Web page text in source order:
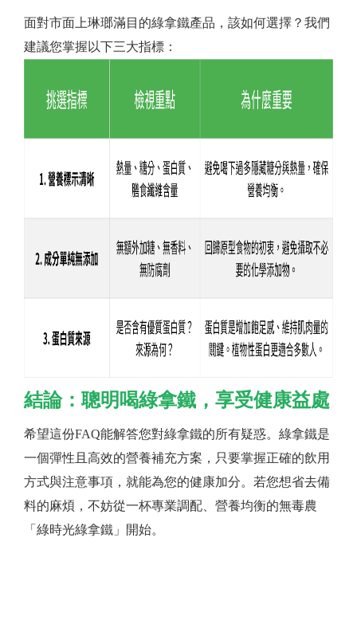
面對市面上琳瑯滿目的綠拿鐵產品，該如何選擇？我們
建議您掌握以下三大指標：
結論：聰明喝綠拿鐵，享受健康益處
希望這份FAQ能解答您對綠拿鐵的所有疑惑。綠拿鐵是
一個彈性且高效的營養補充方案，只要掌握正確的飲用
方式與注意事項，就能為您的健康加分。若您想省去備
料的麻煩，不妨從一杯專業調配、營養均衡的無毒農
「綠時光綠拿鐵」開始。